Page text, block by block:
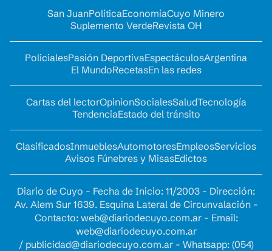
San JuanPolíticaEconomíaCuyo Minero
Suplemento VerdeRevista OH
PolicialesPasión DeportivaEspectáculosArgentina
El MundoRecetasEn las redes
Cartas del lectorOpinionSocialesSaludTecnología
TendenciaEstado del tránsito
ClasificadosInmueblesAutomotoresEmpleosServicios
Avisos Fúnebres y MisasEdictos
Diario de Cuyo - Fecha de Inicio: 11/2003 - Dirección:
Av. Alem Sur 1639. Esquina Lateral de Circunvalación -
Contacto: web@diariodecuyo.com.ar- Email:
web@diariodecuyo.com.ar
/ publicidad@diariodecuyo.com.ar- Whatsapp: (054)